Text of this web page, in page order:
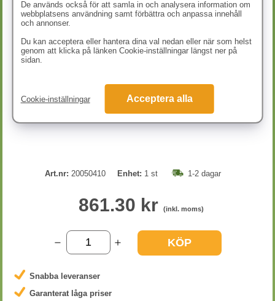
Art.nr: 20050410 Enhet: 1 st 1-2 dagar
861.30 kr (inkl. moms)
KÖP
Snabba leveranser
Garanterat låga priser
De används också för att samla in och analysera information om
webbplatsens användning samt förbättra och anpassa innehåll
och annonser.
Du kan acceptera eller hantera dina val nedan eller när som helst
genom att klicka på länken Cookie-inställningar längst ner på
sidan.
Cookie-inställningar Acceptera alla